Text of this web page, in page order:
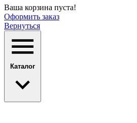
Ваша корзина пуста!
Оформить заказ
Вернуться
Каталог